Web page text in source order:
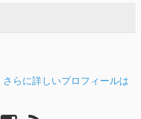
さらに詳しいプロフィールは